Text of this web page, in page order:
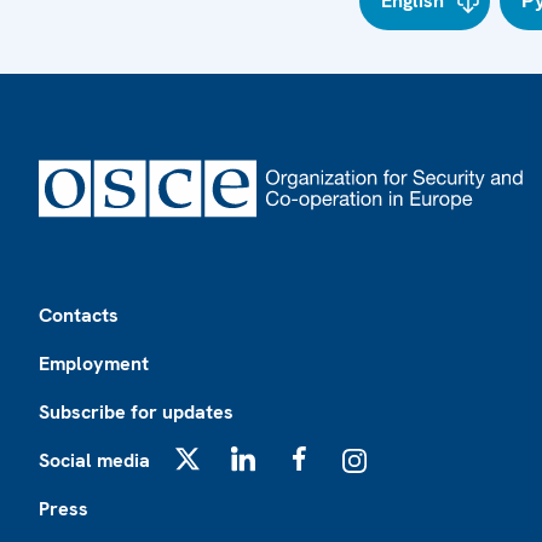
Contacts
Employment
Subscribe for updates
Social media
Press